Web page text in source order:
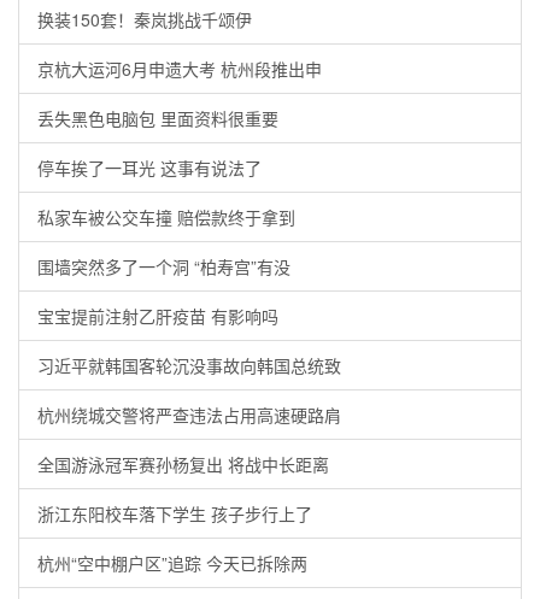
换装150套！秦岚挑战千颂伊
京杭大运河6月申遗大考 杭州段推出申
丢失黑色电脑包 里面资料很重要
停车挨了一耳光 这事有说法了
私家车被公交车撞 赔偿款终于拿到
围墙突然多了一个洞 “柏寿宫”有没
宝宝提前注射乙肝疫苗 有影响吗
习近平就韩国客轮沉没事故向韩国总统致
杭州绕城交警将严查违法占用高速硬路肩
全国游泳冠军赛孙杨复出 将战中长距离
浙江东阳校车落下学生 孩子步行上了
杭州“空中棚户区”追踪 今天已拆除两